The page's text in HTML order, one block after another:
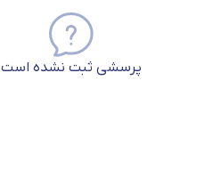
پرسشی ثبت نشده است